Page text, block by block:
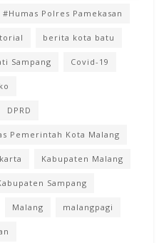
#Humas Polres Pamekasan
berita kota batu
Sampang Covid-19
DPRD
Pemerintah Kota Malang
Kabupaten Malang
Sampang
Malang malangpagi